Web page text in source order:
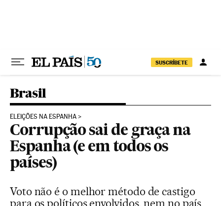
SUSCRÍBETE
Brasil
ELEIÇÕES NA ESPANHA
Corrupção sai de graça na
Espanha (e em todos os
países)
Voto não é o melhor método de castigo
para os políticos envolvidos, nem no país